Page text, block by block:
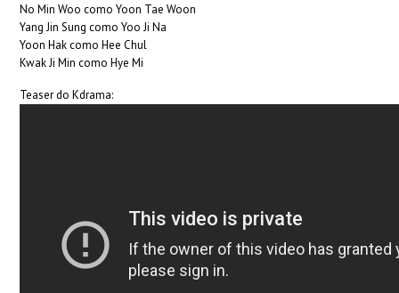
No Min Woo como Yoon Tae Woon
Yang Jin Sung como Yoo Ji Na
Yoon Hak como Hee Chul
Kwak Ji Min como Hye Mi
Teaser do Kdrama: